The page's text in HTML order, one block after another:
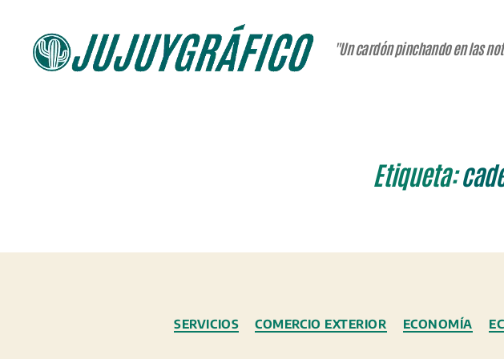
"Un cardón pinchando en las
Etiqueta:
SERVICIOS COMERCIO EXTERIOR ECONOMÍA